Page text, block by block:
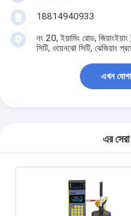
18814940933
নং 20, ইয়ামিং রোড, জিয়াংইয়াং
সিটি, ওয়েনঝো সিটি, ঝেজিয়াং
এখন
এর